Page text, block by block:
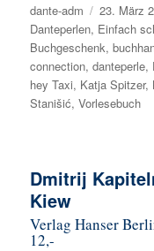
Autor
dante-adm
am
23. März
Danteperlen, Einfach
Buchgeschenk,
connection,danteperle,
hey Taxi, Katja Spitzer,
Stanišić,Vorlesebuch
Dmitrij
Kiew
Verlag Hanser
12,-